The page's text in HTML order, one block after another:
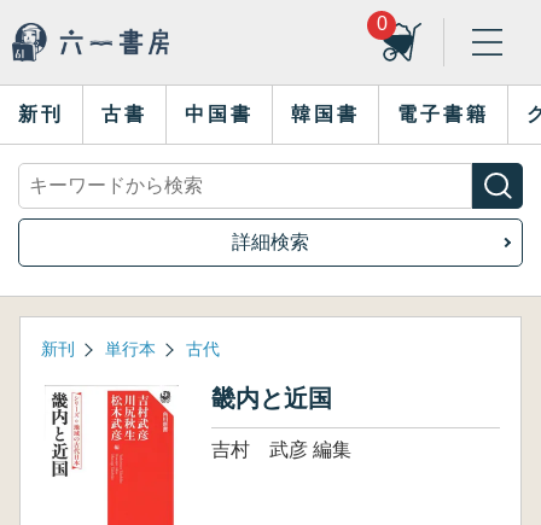
0
新刊 古書 中国書 韓国書 電子書籍
詳細検索
新刊 単行本 古代
畿内と近国
吉村 武彦 編集